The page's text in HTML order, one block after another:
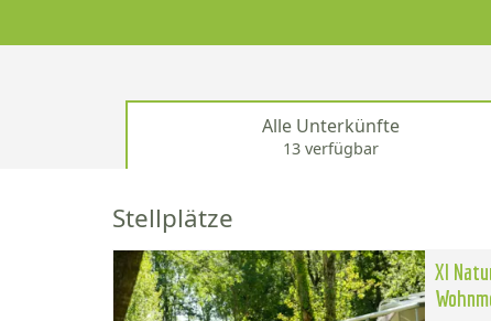
Alle Unterkünfte
13 verfügbar
Stellplätze
Xl